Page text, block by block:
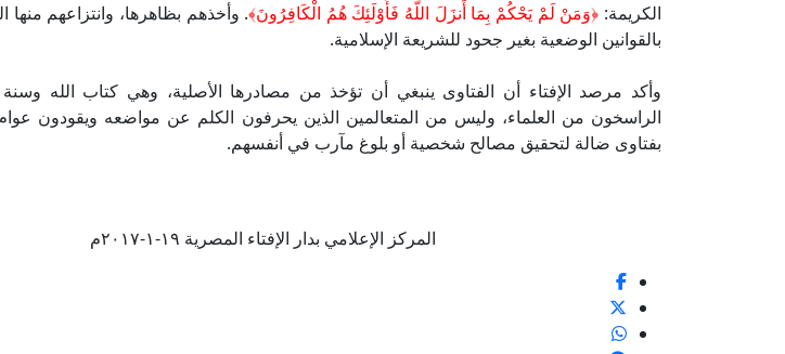
الكريمة: ﴿وَمَنْ لَمْ يَحْكُمْ بِمَا أَنزَلَ اللَّهُ فَأُوْلَئِكَ هُمُ الْكَافِرُونَ﴾. وأخذهم بظاهرها، وانتزاعهم
بالقوانين الوضعية بغير جحود للشريعة الإسلامية.
وأكد مرصد الإفتاء أن الفتاوى ينبغي أن تؤخذ من مصادرها الأصلية، وهي كتاب الله
الراسخون من العلماء، وليس من المتعالمين الذين يحرفون الكلم عن مواضعه ويقودون
بفتاوى ضالة لتحقيق مصالح شخصية أو بلوغ مآرب في أنفسهم.
المركز الإعلامي بدار الإفتاء المصرية ١٩-١-٢٠١٧م